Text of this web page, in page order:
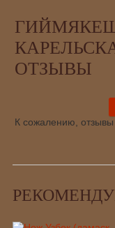
ГИЙМЯКЕШ
ОТЗЫВЫ
К сожалению, отзывы